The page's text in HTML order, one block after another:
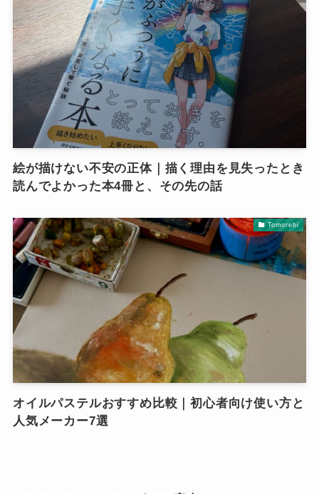
絵が描けない不安の正体｜描く理由を見失ったとき
読んでよかった本4冊と、その先の話
Tomorebi
オイルパステルおすすめ比較｜初心者向け使い方と
人気メーカー7選